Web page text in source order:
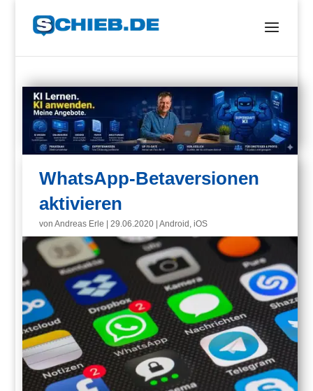
WhatsApp-Betaversionen
aktivieren
vonAndreas Erle |29.06.2020 |Android ,iOS